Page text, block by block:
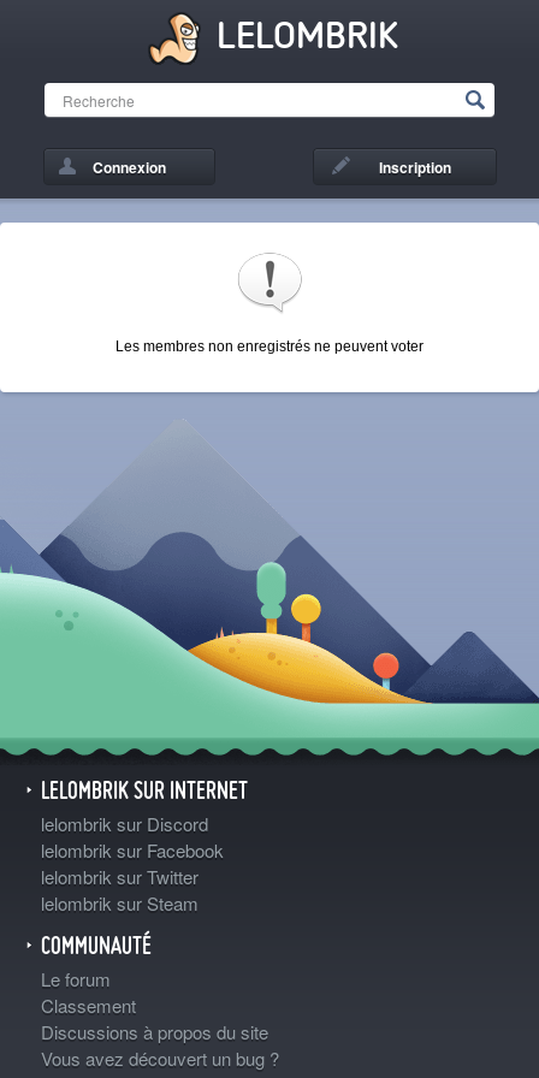
LELOMBRIK
Connexion Inscription
Les membres non enregistrés ne peuvent voter
LELOMBRIK SUR INTERNET
lelombrik sur Discord
lelombrik sur Facebook
lelombrik sur Twitter
lelombrik sur Steam
COMMUNAUTÉ
Le forum
Classement
Discussions à propos du site
Vous avez découvert un bug ?